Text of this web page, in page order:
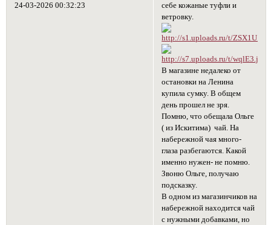
24-03-2026 00:32:23
себе кожаные туфли и
ветровку.
В магазине недалеко от
остановки на Ленина
купила сумку. В общем
день прошел не зря.
Помню, что обещала Ольге
( из Искитима) чай. На
набережной чая много-
глаза разбегаются. Какой
именно нужен- не помню.
Звоню Ольге, получаю
подсказку.
В одном из магазинчиков на
набережной находится чай
с нужными добавками, но